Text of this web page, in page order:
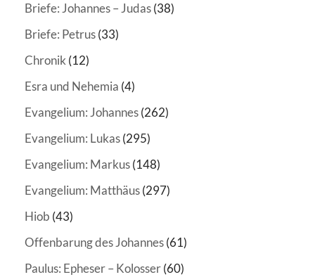
Briefe: Johannes – Judas(38)
Briefe: Petrus(33)
Chronik(12)
Esra und Nehemia (4)
Evangelium: Johannes(262)
Evangelium: Lukas(295)
Evangelium: Markus(148)
Evangelium: Matthäus(297)
Hiob (43)
Offenbarung des Johannes(61)
Paulus: Epheser – Kolosser(60)